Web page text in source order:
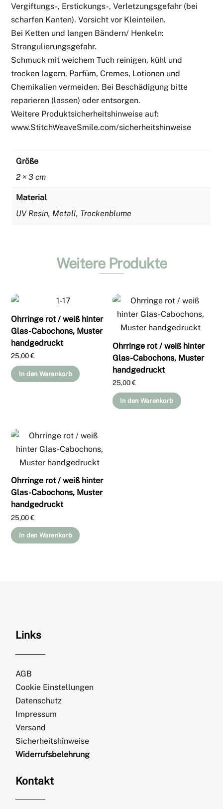
Vergiftungs-, Erstickungs-, Verletzungsgefahr (bei
scharfen Kanten). Vorsicht vor Kleinteilen.
Bei Ketten und langen Bändern/ Henkeln:
Strangulierungsgefahr.
Schmuck mit weichem Tuch reinigen, kühl und
trocken lagern, Parfüm, Cremes, Lotionen und
Chemikalien vermeiden. Bei Beschädigung bitte
reparieren (lassen) oder entsorgen.
Weitere Produktsicherheitshinweise auf:
www.StitchWeaveSmile.com/sicherheitshinweise
Größe
2 × 3 cm
Material
UV Resin, Metall, Trockenblume
Weitere Produkte
Ohrringe rot / weiß hinter
Glas-Cabochons, Muster
handgedruckt
25,00€
In den Warenkorb
Ohrringe rot / weiß hinter
Glas-Cabochons, Muster
handgedruckt
25,00€
In den Warenkorb
Ohrringe rot / weiß hinter
Glas-Cabochons, Muster
handgedruckt
25,00€
In den Warenkorb
Links
AGB
Cookie Einstellungen
Datenschutz
Impressum
Versand
Sicherheitshinweise
Widerrufsbelehrung
Kontakt